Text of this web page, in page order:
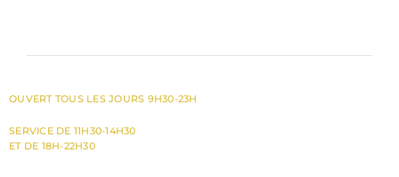
OUVERT TOUS LES JOURS 9H30-23H
SERVICE DE 11H30-14H30
ET DE 18H-22H30